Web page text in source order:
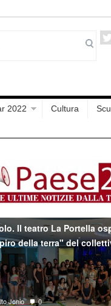
2022 Cultura
Il teatro La Portella
della terra" del
Jonio 0